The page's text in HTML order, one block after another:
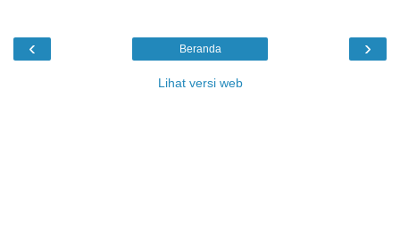
‹ ›
Beranda
Lihat versi web